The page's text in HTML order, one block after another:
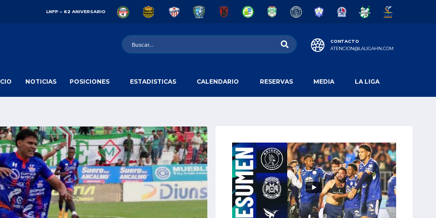
LNFP – 62 ANIVERSARIO
CONTACTO
ATENCION@LALIGAHN.COM
NOTICIAS POSICIONES ESTADISTICAS CALENDARIO RESERVAS MEDIA LA LIGA